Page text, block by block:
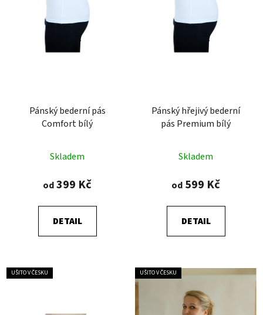
Pánský bederní pás
Comfort bílý
hodnocení
produktu
5,0
z
Skladem
od399 Kč
DETAIL
Pánský hřejivý bederní
pás Premium bílý
hodnocení
produktu
5,0
z
Skladem
od 599 Kč
DETAIL
UŠITO V ČESKU UŠITO V ČESKU